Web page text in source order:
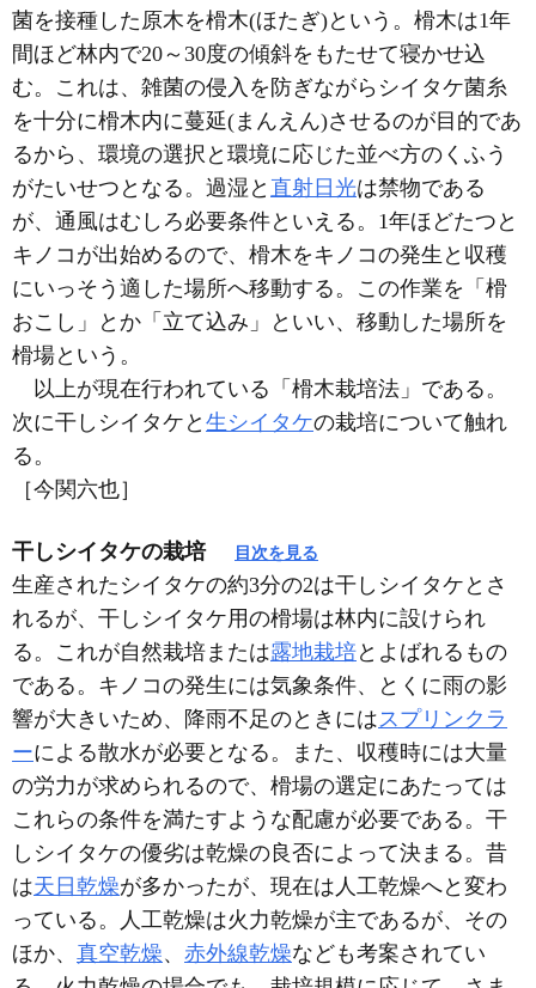
菌を接種した原木を榾木(ほたぎ)という。榾木は1年
間ほど林内で20～30度の傾斜をもたせて寝かせ込
む。これは、雑菌の侵入を防ぎながらシイタケ菌糸
を十分に榾木内に蔓延(まんえん)させるのが目的であ
るから、環境の選択と環境に応じた並べ方のくふう
がたいせつとなる。過湿と 直射日光は禁物である
が、通風はむしろ必要条件といえる。1年ほどたつと
キノコが出始めるので、榾木をキノコの発生と収穫
にいっそう適した場所へ移動する。この作業を「榾
おこし」とか「立て込み」といい、移動した場所を
榾場という。
以上が現在行われている「榾木栽培法」である。
次に干しシイタケと 生シイタケの栽培について触れ
る。
［今関六也］
干しシイタケの栽培 目次を見る
生産されたシイタケの約3分の2は干しシイタケとさ
れるが、干しシイタケ用の榾場は林内に設けられ
る。これが自然栽培または露地栽培とよばれるもの
である。キノコの発生には気象条件、とくに雨の影
響が大きいため、降雨不足のときにはスプリンクラ
ーによる散水が必要となる。また、収穫時には大量
の労力が求められるので、榾場の選定にあたっては
これらの条件を満たすような配慮が必要である。干
しシイタケの優劣は乾燥の良否によって決まる。昔
は天日乾燥が多かったが、現在は人工乾燥へと変わ
っている。人工乾燥は火力乾燥が主であるが、その
ほか、 真空乾燥、 赤外線乾燥なども考案されてい